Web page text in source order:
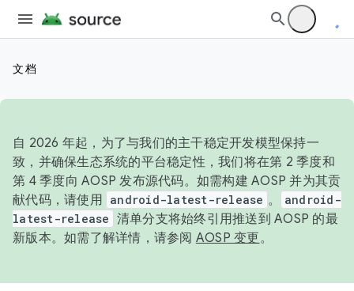
文档
自 2026 年起，为了与我们的主干稳定开发模型保持一
致，并确保生态系统的平台稳定性，我们将在第 2 季度和
第 4 季度向 AOSP 发布源代码。如需构建 AOSP 并为其贡
献代码，请使用 android-latest-release 。
android-
latest-release 清单分支将始终引用推送到 AOSP 的最
新版本。如需了解详情，请参阅 AOSP 变更。